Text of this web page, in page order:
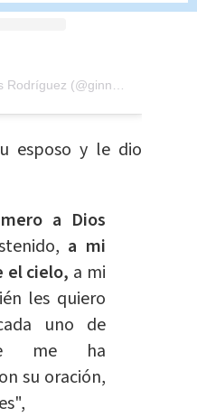
esposo y le dio
a Dios
a mi
el cielo, a mi
les quiero
uno de
me ha
su oración,